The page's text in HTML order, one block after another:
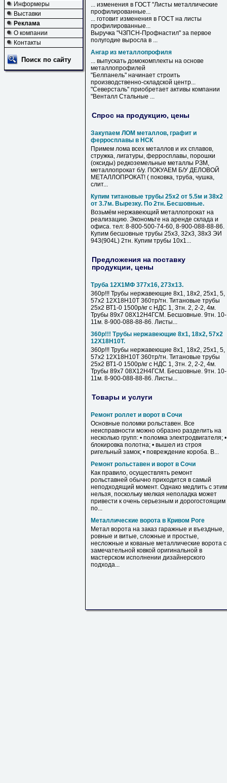
Информеры
Выставки
Реклама
О компании
Контакты
Поиск по сайту
... изменения в ГОСТ "Листы металлические
профилированные...
... готовит изменения в ГОСТ на листы
профилированные...
Выручка "ЧЗПСН-Профнастил" за первое
полугодие выросла в ...
Ангар из металлопрофиля
... выпускать домокомплекты на основе
металлопрофилей
"Белпанель" начинает строить
производственно-складской центр...
"Северсталь" приобретает активы компании
"Венталл Стальные ...
Спрос на продукцию, цены
Закупаем ЛОМ металлов, графит и
ферросплавы в НСК
Примем лома всех металлов и их сплавов,
стружка, лигатуры, ферросплавы, порошки
(оксиды) редкоземельные металлы РЗМ,
металлопрокат б/у. ПОКУАЕМ Б/У ДЕЛОВОЙ
МЕТАЛЛОПРОКАТ! ( поковка, труба, чушка,
слит...
Купим титановые трубы 25х2 от 5.5м и 38х2
от 3.7м. Вырезку. По 2тн. Бесшовные.
Возьмём нержавеющий металлопрокат на
реализацию. Экономьте на аренде склада и
офиса. тел: 8-800-500-74-60, 8-900-088-88-86.
Купим бесшовные трубы 25х3, 32х3, 38х3 ЭИ
943(904L) 2тн. Купим трубы 10х1...
Предложения на поставку
продукции, цены
Труба 12Х1МФ 377х16, 273х13.
360р!!! Трубы нержавеющие 8х1, 18х2, 25х1, 5,
57х2 12Х18Н10Т 360тр/тн. Титановые трубы
25х2 ВТ1-0 1500р/кг с НДС 1, 3тн. 2, 2-2, 4м.
Трубы 89х7 08Х12Н4ГСМ. Бесшовные. 9тн. 10-
11м. 8-900-088-88-86. Листы...
360р!!! Трубы нержавеющие 8х1, 18х2, 57х2
12Х18Н10Т.
360р!!! Трубы нержавеющие 8х1, 18х2, 25х1, 5,
57х2 12Х18Н10Т 360тр/тн. Титановые трубы
25х2 ВТ1-0 1500р/кг с НДС 1, 3тн. 2, 2-2, 4м.
Трубы 89х7 08Х12Н4ГСМ. Бесшовные. 9тн. 10-
11м. 8-900-088-88-86. Листы...
Товары и услуги
Ремонт роллет и ворот в Сочи
Основные поломки рольставен. Все
неисправности можно образно разделить на
несколько групп: • поломка электродвигателя; •
блокировка полотна; • вышел из строя
ригельный замок; • повреждение короба. В...
Ремонт рольставен и ворот в Сочи
Как правило, осуществлять ремонт
рольставней обычно приходится в самый
неподходящий момент. Однако медлить с этим
нельзя, поскольку мелкая неполадка может
привести к очень серьезным и дорогостоящим
по...
Металлические ворота в Кривом Роге
Метал ворота на заказ гаражные и въездные,
ровные и витые, сложные и простые,
несложные и кованые металлические ворота с
замечательной ковкой оригинальной в
мастерском исполнении дизайнерского
подхода...